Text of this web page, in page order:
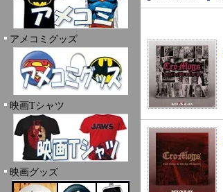
アメコミグッズ
映画Tシャツ
映画グッズ